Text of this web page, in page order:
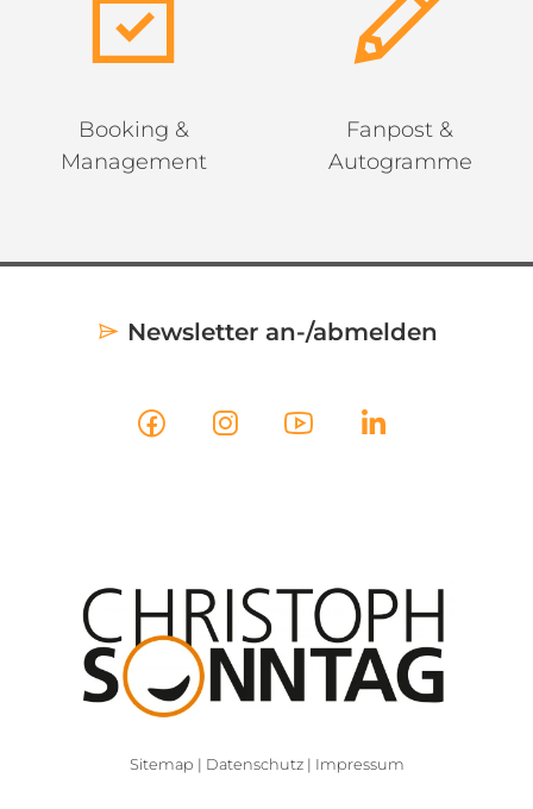
Booking &
Management
Fanpost &
Autogramme
Newsletter an-/abmelden
Sitemap | Datenschutz| Impressum